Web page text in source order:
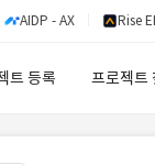
AIDP - AX Rise
트 등록 프로젝트